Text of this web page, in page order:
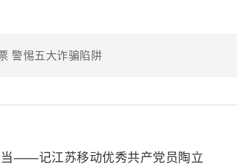
警惕五大诈骗陷阱
——记江苏移动优秀共产党员陶立